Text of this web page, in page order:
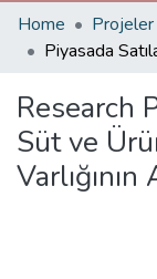
Home
Research
Süt ve
Varlığının